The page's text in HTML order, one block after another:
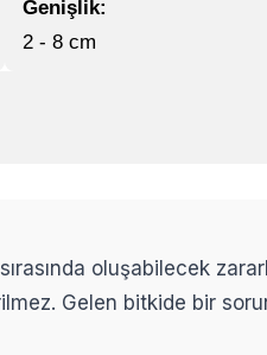
Genişlik:
2 - 8 cm
oluşabilecek
Gelen bitkide bir